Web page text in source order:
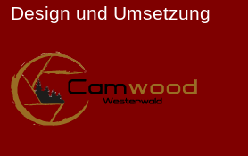
Design und Umsetzung